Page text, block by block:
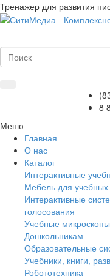
Тренажер для развития
8
Меню
Главная
О нас
Каталог
Интерактивные
Мебель для учебных
Интерактивные
голосования
Учебные микроскопы
Дошкольникам
Образовательные
Учебники, книги,
Робототехника